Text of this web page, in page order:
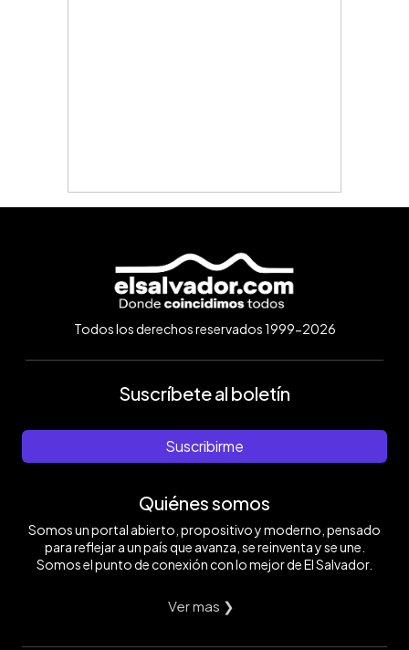
Todos los derechos reservados 1999-2026
Suscríbete al boletín
Suscribirme
Quiénes somos
Somos un portal abierto, propositivo y moderno, pensado
para reflejar a un país que avanza, se reinventa y se une.
Somos el punto de conexión con lo mejor de El Salvador.
Ver mas ❯